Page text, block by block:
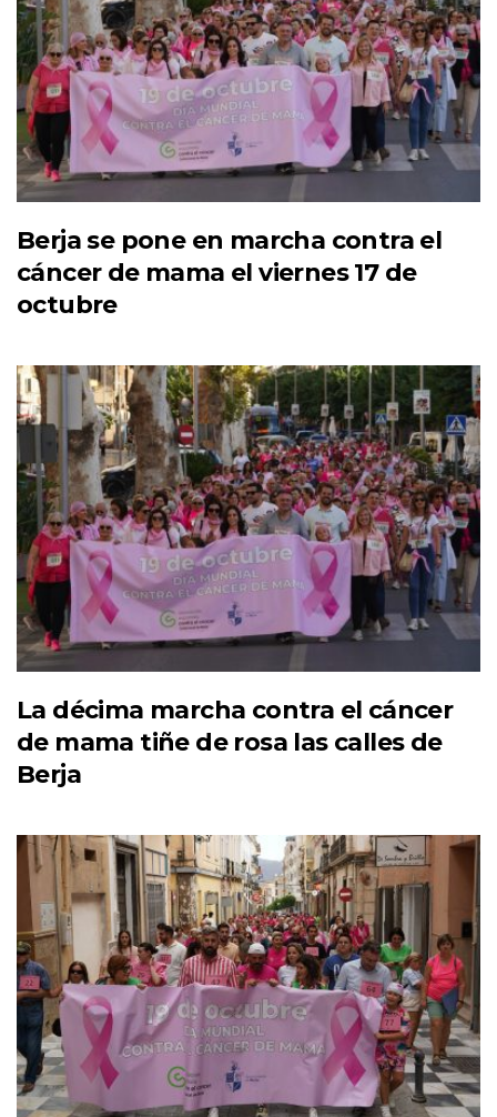
Berja se pone en marcha contra el
cáncer de mama el viernes 17 de
octubre
La décima marcha contra el cáncer
de mama tiñe de rosa las calles de
Berja